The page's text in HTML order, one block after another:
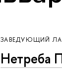
ЗАВЕДУЮЩИЙ
Нетреба